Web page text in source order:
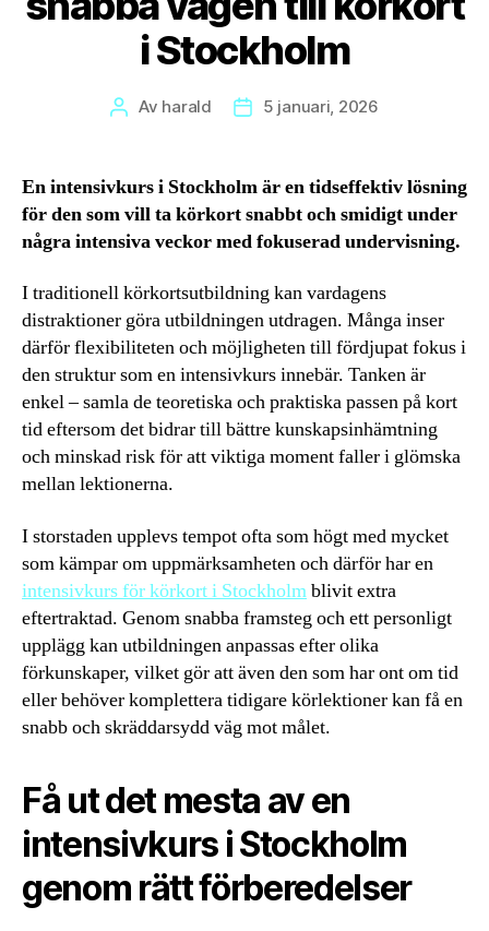
i Stockholm
Inläggsförfattare
Av harald Inläggsdatum
5 januari, 2026
En intensivkurs i Stockholm är en tidseffektiv lösning
för den som vill ta körkort snabbt och smidigt under
några intensiva veckor med fokuserad undervisning.
I traditionell körkortsutbildning kan vardagens
distraktioner göra utbildningen utdragen. Många inser
därför flexibiliteten och möjligheten till fördjupat fokus i
den struktur som en intensivkurs innebär. Tanken är
enkel – samla de teoretiska och praktiska passen på kort
tid eftersom det bidrar till bättre kunskapsinhämtning
och minskad risk för att viktiga moment faller i glömska
mellan lektionerna.
I storstaden upplevs tempot ofta som högt med mycket
som kämpar om uppmärksamheten och därför har en
intensivkurs för körkort i Stockholmblivit extra
eftertraktad. Genom snabba framsteg och ett personligt
upplägg kan utbildningen anpassas efter olika
förkunskaper, vilket gör att även den som har ont om tid
eller behöver komplettera tidigare körlektioner kan få en
snabb och skräddarsydd väg mot målet.
Få ut det mesta av en
intensivkurs i Stockholm
genom rätt förberedelser